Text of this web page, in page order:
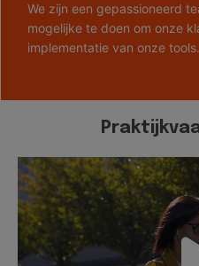
We zijn een gepassioneerd
mogelijke te doen om onze
implementatie van onze tools.